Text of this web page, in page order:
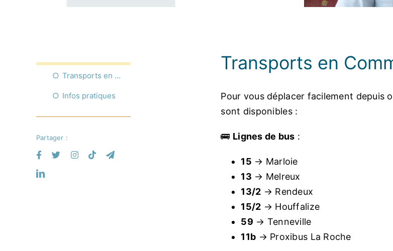
Transports en Commun 🚍🚆
Infos pratiques
Partager :
Transports en
Pour vous déplacer facilement depuis
sont disponibles :
🚌 Lignes de bus :
15 → Marloie
13 → Melreux
13/2 → Rendeux
15/2 → Houffalize
59 → Tenneville
11b → Proxibus La Roche